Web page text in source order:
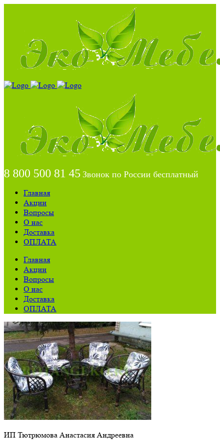
8 800 500 81 45 Звонок по России бесплатный
Главная
Акции
Вопросы
О нас
Доставка
ОПЛАТА
Главная
Акции
Вопросы
О нас
Доставка
ОПЛАТА
ИП Тютрюмова Анастасия Андреевна